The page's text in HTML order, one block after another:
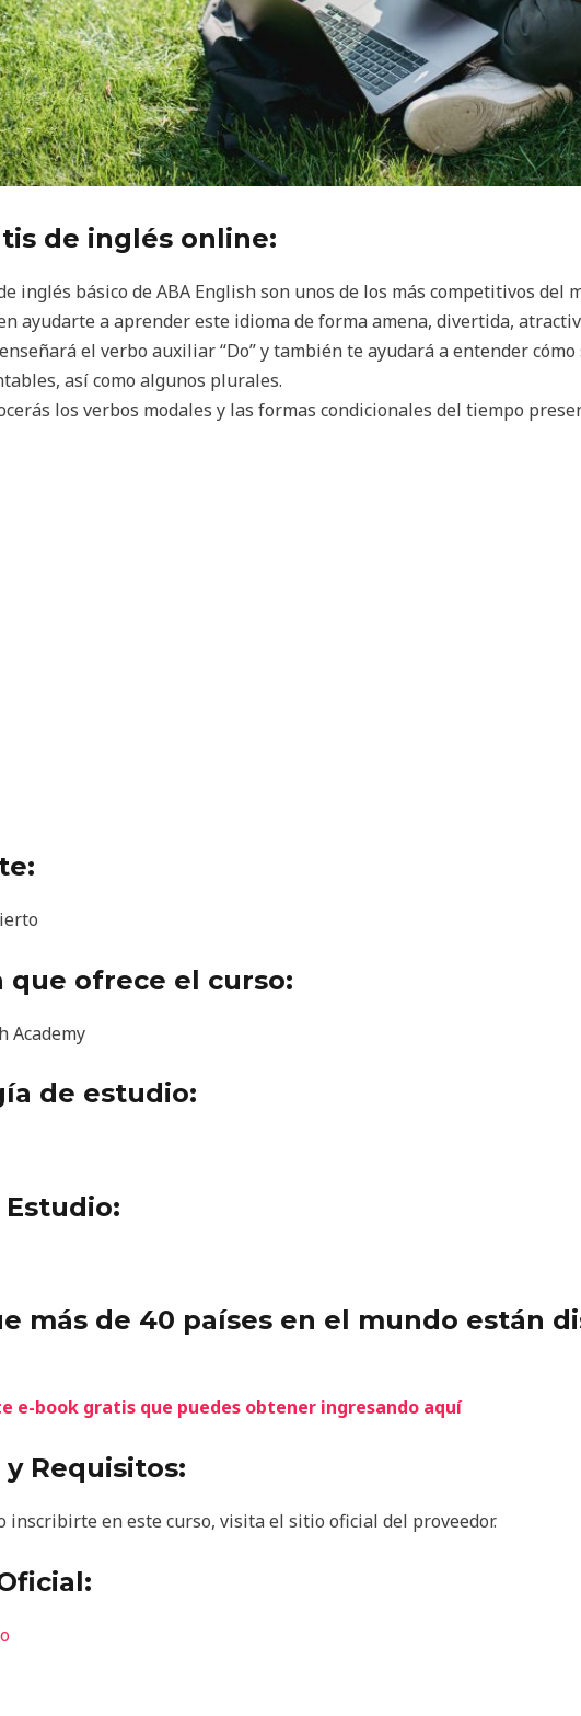
de inglés online:
inglés básico de ABA English son unos de los más competitivos del
ayudarte a aprender este idioma de forma amena, divertida,
el verbo auxiliar “Do” y también te ayudará a entender
así como algunos plurales.
los verbos modales y las formas condicionales del tiempo
que ofrece el curso:
Academy
de estudio:
Estudio:
más de 40 países en el mundo están
e-book gratis que puedes obtener ingresando aquí
Requisitos:
inscribirte en este curso, visita el sitio oficial del proveedor.